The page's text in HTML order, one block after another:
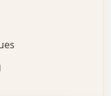
.   .   .   +   .
.   .   .   .   .
.   .   .   .
.   .   :   .   x